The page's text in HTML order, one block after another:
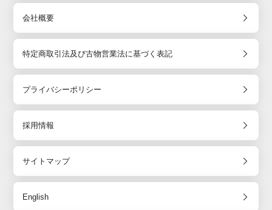
会社概要
特定商取引法及び古物営業法に基づく表記
プライバシーポリシー
採用情報
サイトマップ
English